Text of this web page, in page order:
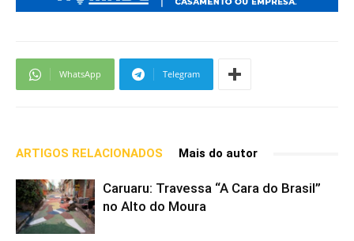
WhatsApp Telegram
ARTIGOS RELACIONADOS Mais do autor
Caruaru: Travessa “A Cara do Brasil”
no Alto do Moura